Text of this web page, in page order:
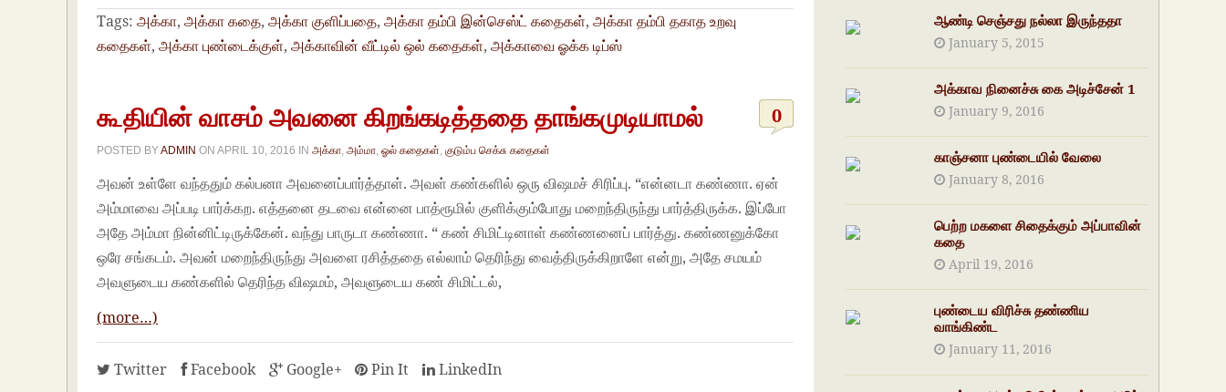
Tags: அக்கா,அக்கா கதை,அக்கா குளிப்பதை,அக்கா தம்பி இன்செஸ்ட் கதைகள்,அக்கா தம்பி தகாத உறவு
கதைகள்,அக்கா புண்டைக்குள்,அக்காவின் வீட்டில் ஒல் கதைகள்,அக்காவை ஓக்க டிப்ஸ்
கூதியின் வாசம் அவனை கிறங்கடித்ததை தாங்கமுடியாமல் 0
POSTED BYADMIN ONAPRIL 10, 2016 INஅக்கா ,அம்மா ,ஓல் கதைகள் ,குடும்ப செக்சு கதைகள்
அவன் உள்ளே வந்ததும் கல்பனா அவனைப்பார்த்தாள். அவள் கண்களில் ஒரு விஷமச் சிரிப்பு. “என்னடா கண்ணா. ஏன்
அம்மாவை அப்படி பார்க்கற. எத்தனை தடவை என்னை பாத்ரூமில் குளிக்கும்போது மறைந்திருந்து பார்த்திருக்க. இப்போ
அதே அம்மா நின்னிட்டிருக்கேன். வந்து பாருடா கண்ணா. “ கண் சிமிட்டினாள் கண்ணனைப் பார்த்து. கண்ணனுக்கோ
ஒரே சங்கடம். அவன் மறைந்திருந்து அவளை ரசித்ததை எல்லாம் தெரிந்து வைத்திருக்கிறாளே என்று, அதே சமயம்
அவளுடைய கண்களில் தெரிந்த விஷமம், அவளுடைய கண் சிமிட்டல்,
(more…)
Twitter Facebook Google+ Pin It
LinkedIn
ஆண்டி செஞ்சது நல்லா இருந்ததா
January 5, 2015
அக்காவ நினைச்சு கை அடிச்சேன் 1
January 9, 2016
காஞ்சனா புண்டையில் வேலை
January 8, 2016
பெற்ற மகளை சிதைக்கும் அப்பாவின்
கதை
April 19, 2016
புண்டைய விரிச்சு தண்ணிய
வாங்கிண்ட
January 11, 2016